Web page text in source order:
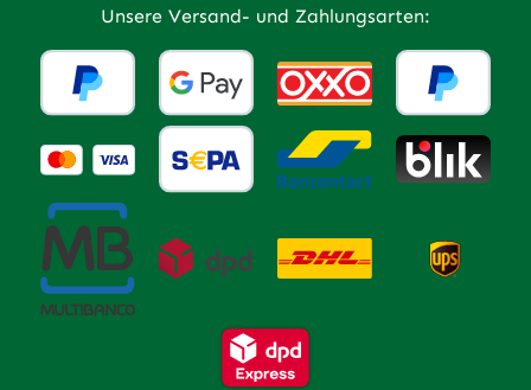
Unsere Versand- und Zahlungsarten: